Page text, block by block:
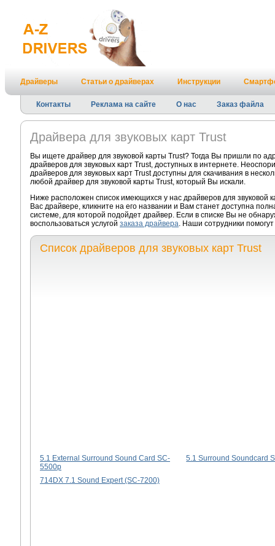
Драйверы Статьи о драйверах Инструкции
Контакты Реклама на сайте О нас Заказ файла
Драйвера для звуковых карт Trust
Вы ищете драйвер для звуковой карты Trust? Тогда Вы пришли по
драйверов для звуковых карт Trust, доступных в интернете.
драйверов для звуковых карт Trust доступны для скачивания в
любой драйвер для звуковой карты Trust, который Вы искали.
Ниже расположен список имеющихся у нас драйверов для звуковой
Вас драйвере, кликните на его названии и Вам станет доступна
системе, для которой подойдет драйвер. Если в списке Вы не
воспользоваться услугой заказа драйвера. Наши сотрудники
Список драйверов для звуковых карт Trust
5.1 External Surround Sound Card SC-
5500p
5.1 Surround Soundcard
714DX 7.1 Sound Expert (SC-7200)